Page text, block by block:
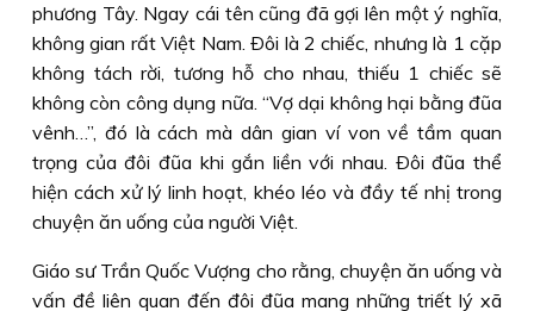
phương Tây. Ngay cái tên cũng đã gợi lên một ý nghĩa,
không gian rất Việt Nam. Ðôi là 2 chiếc, nhưng là 1 cặp
không tách rời, tương hỗ cho nhau, thiếu 1 chiếc sẽ
không còn công dụng nữa. “Vợ dại không hại bằng đũa
vênh…”, đó là cách mà dân gian ví von về tầm quan
trọng của đôi đũa khi gắn liền với nhau. Ðôi đũa thể
hiện cách xử lý linh hoạt, khéo léo và đầy tế nhị trong
chuyện ăn uống của người Việt.
Giáo sư Trần Quốc Vượng cho rằng, chuyện ăn uống và
vấn đề liên quan đến đôi đũa mang những triết lý xã